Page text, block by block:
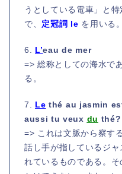
うとしている電車」と
で、 定冠詞 le を用いる。
6. L’eau de mer
=> 総称としての海水で
る。
7. Le thé au jasmin
aussi tu veux du thé?
=> これは文脈から察す
話し手が指しているジ
れているものである。そ